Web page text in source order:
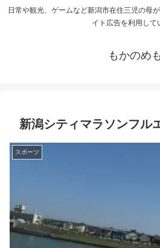
日常や観光、ゲームなど新潟市在住三児の母
イト広告を利用して
もかのめも
新潟シティマラソンフル
スポーツ